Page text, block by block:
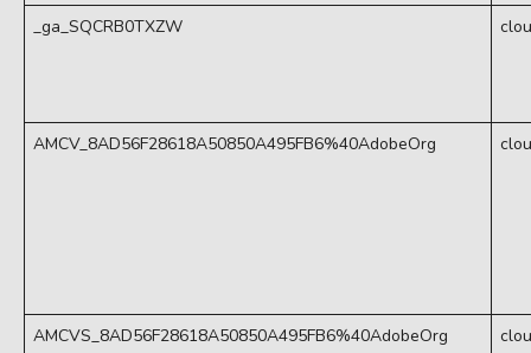
_ga_SQCRB0TXZW
AMCV_8AD56F28618A50850A495FB6%40AdobeOrg
AMCVS_8AD56F28618A50850A495FB6%40AdobeOrg